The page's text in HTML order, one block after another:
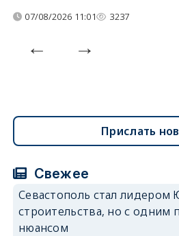
07/08/2026 11:01 3237
Прислать
Свежее
Севастополь стал
строительства, но с одним
нюансом